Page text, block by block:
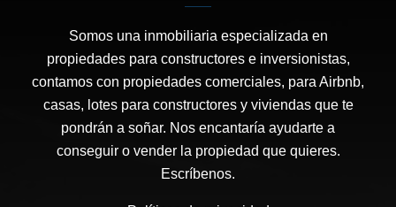
Somos una inmobiliaria especializada en
propiedades para constructores e inversionistas,
contamos con propiedades comerciales, para Airbnb,
casas, lotes para constructores y viviendas que te
pondrán a soñar. Nos encantaría ayudarte a
conseguir o vender la propiedad que quieres.
Escríbenos.